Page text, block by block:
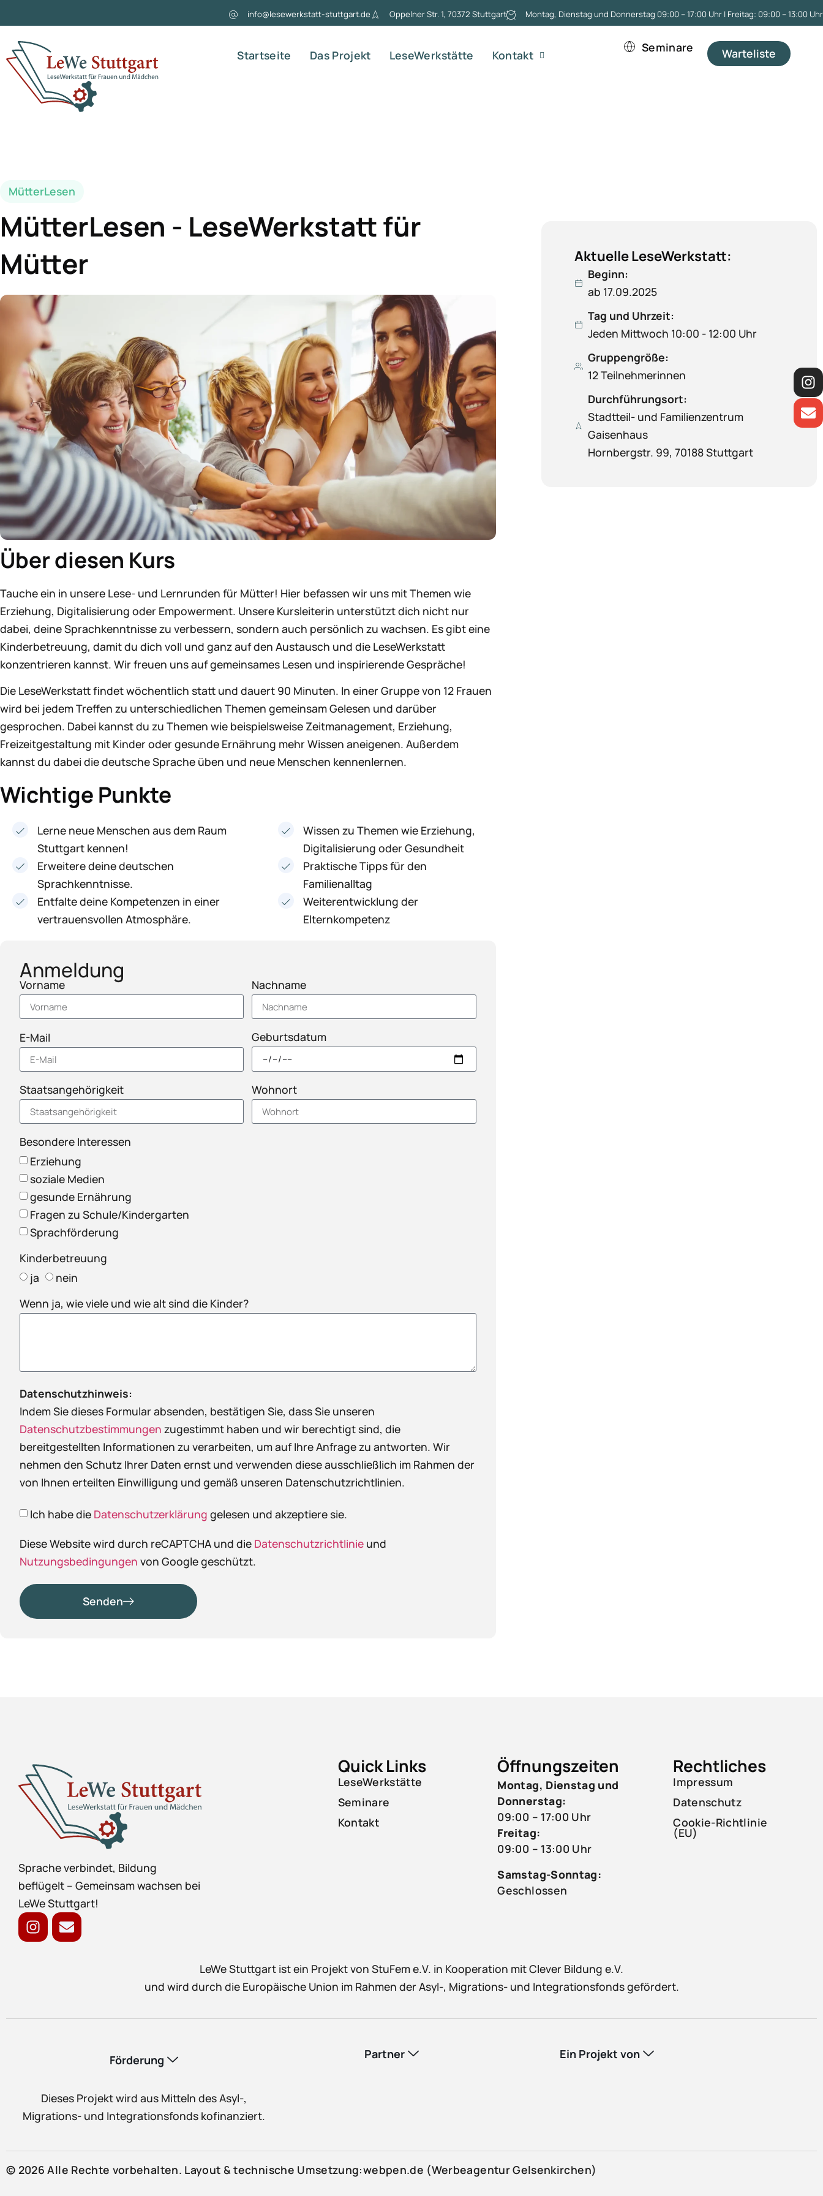
info@lesewerkstatt-stuttgart.de Oppelner Str. 1, 70372 Stuttgart Montag, Dienstag und Donnerstag 09:00 – 17:00 Uhr | Freitag: 09:00 – 13:00 Uhr
Startseite Das Projekt LeseWerkstätte Kontakt
Seminare Warteliste
MütterLesen
MütterLesen - LeseWerkstatt für
Mütter
Über diesen Kurs
Tauche ein in unsere Lese- und Lernrunden für Mütter! Hier befassen wir uns mit Themen wie
Erziehung, Digitalisierung oder Empowerment. Unsere Kursleiterin unterstützt dich nicht nur
dabei, deine Sprachkenntnisse zu verbessern, sondern auch persönlich zu wachsen. Es gibt eine
Kinderbetreuung, damit du dich voll und ganz auf den Austausch und die LeseWerkstatt
konzentrieren kannst. Wir freuen uns auf gemeinsames Lesen und inspirierende Gespräche!
Die LeseWerkstatt findet wöchentlich statt und dauert 90 Minuten. In einer Gruppe von 12 Frauen
wird bei jedem Treffen zu unterschiedlichen Themen gemeinsam Gelesen und darüber
gesprochen. Dabei kannst du zu Themen wie beispielsweise Zeitmanagement, Erziehung,
Freizeitgestaltung mit Kinder oder gesunde Ernährung mehr Wissen aneigenen. Außerdem
kannst du dabei die deutsche Sprache üben und neue Menschen kennenlernen.
Wichtige Punkte
Lerne neue Menschen aus dem Raum
Stuttgart kennen!
Erweitere deine deutschen
Sprachkenntnisse.
Entfalte deine Kompetenzen in einer
vertrauensvollen Atmosphäre.
Wissen zu Themen wie Erziehung,
Digitalisierung oder Gesundheit
Praktische Tipps für den
Familienalltag
Weiterentwicklung der
Elternkompetenz
Anmeldung
Vorname Nachname
E-Mail Geburtsdatum
Staatsangehörigkeit Wohnort
Besondere Interessen
Erziehung
soziale Medien
gesunde Ernährung
Fragen zu Schule/Kindergarten
Sprachförderung
Kinderbetreuung
ja
nein
Wenn ja, wie viele und wie alt sind die Kinder?
Datenschutzhinweis:
Indem Sie dieses Formular absenden, bestätigen Sie, dass Sie unseren
Datenschutzbestimmungen zugestimmt haben und wir berechtigt sind, die
bereitgestellten Informationen zu verarbeiten, um auf Ihre Anfrage zu antworten. Wir
nehmen den Schutz Ihrer Daten ernst und verwenden diese ausschließlich im Rahmen der
von Ihnen erteilten Einwilligung und gemäß unseren Datenschutzrichtlinien.
Ich habe die Datenschutzerklärung gelesen und akzeptiere sie.
Diese Website wird durch reCAPTCHA und die Datenschutzrichtlinie und
Nutzungsbedingungen von Google geschützt.
Senden
Aktuelle LeseWerkstatt:
Beginn:
ab 17.09.2025
Tag und Uhrzeit:
Jeden Mittwoch 10:00 - 12:00 Uhr
Gruppengröße:
12 Teilnehmerinnen
Durchführungsort:
Stadtteil- und Familienzentrum
Gaisenhaus
Hornbergstr. 99, 70188 Stuttgart
Sprache verbindet, Bildung
beflügelt – Gemeinsam wachsen bei
LeWe Stuttgart!
Quick Links
LeseWerkstätte
Seminare
Kontakt
Öffnungszeiten
Montag, Dienstag und
Donnerstag:
09:00 – 17:00 Uhr
Freitag:
09:00 – 13:00 Uhr
Samstag-Sonntag:
Geschlossen
Rechtliches
Impressum
Datenschutz
Cookie-Richtlinie
(EU)
LeWe Stuttgart ist ein Projekt von StuFem e.V. in Kooperation mit Clever Bildung e.V.
und wird durch die Europäische Union im Rahmen der Asyl-, Migrations- und Integrationsfonds gefördert.
Förderung
Dieses Projekt wird aus Mitteln des Asyl-,
Migrations- und Integrationsfonds kofinanziert.
Partner Ein Projekt von
© 2026 Alle Rechte vorbehalten. Layout & technische Umsetzung:webpen.de (Werbeagentur Gelsenkirchen)